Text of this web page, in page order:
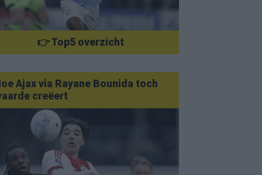
👉 Top5 overzicht
Ajax via Rayane Bounida toch
creëert